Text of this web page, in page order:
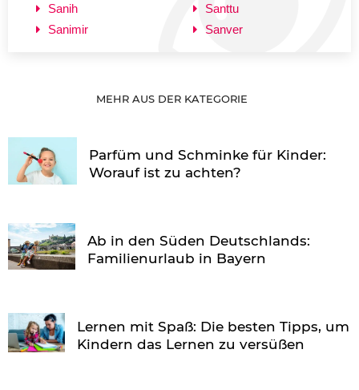
Sanih
Sanimir
Santtu
Sanver
MEHR AUS DER KATEGORIE
Parfüm und Schminke für Kinder:
Worauf ist zu achten?
Ab in den Süden Deutschlands:
Familienurlaub in Bayern
Lernen mit Spaß: Die besten Tipps, um
Kindern das Lernen zu versüßen